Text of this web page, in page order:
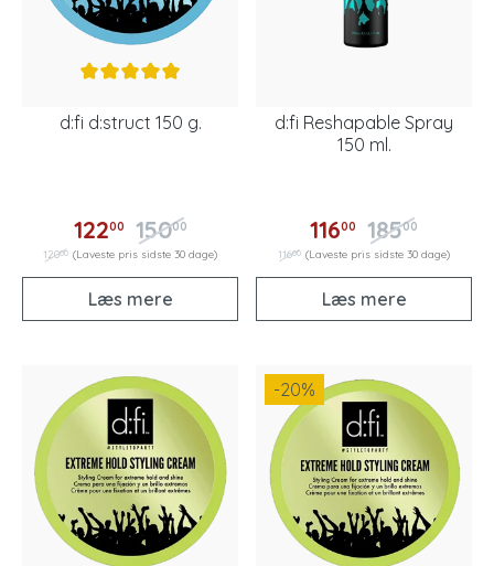
d:fi d:struct 150 g.
12200 15000
12000 (Laveste pris sidste 30 dage)
Læs mere
d:fi Reshapable Spray
150 ml.
11600 18500
11600 (Laveste pris sidste 30 dage)
Læs mere
-20%